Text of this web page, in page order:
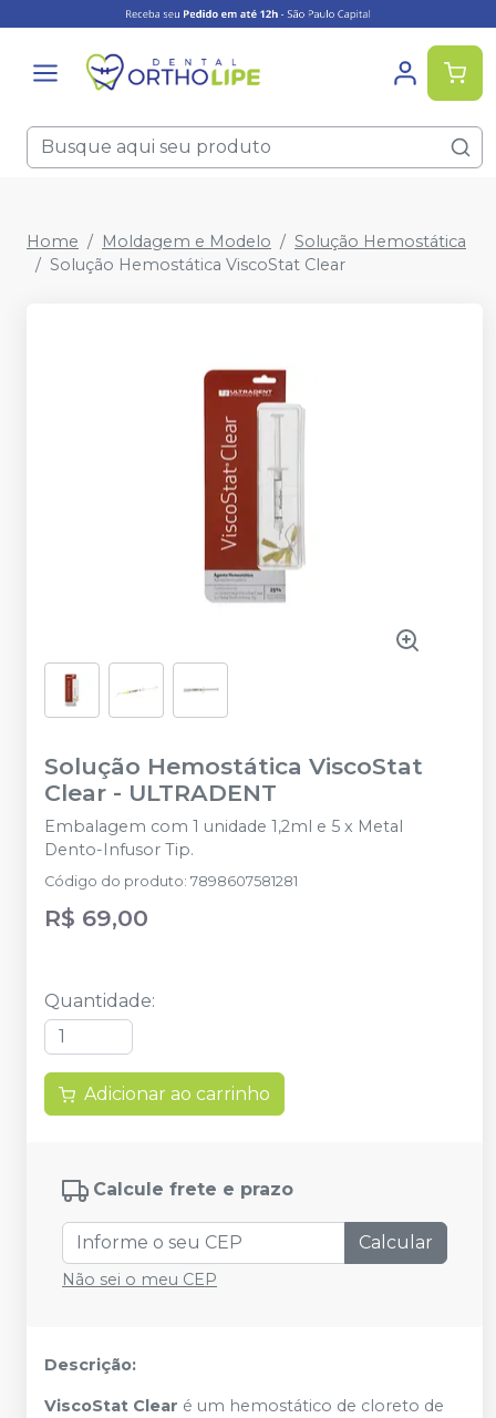
Home Moldagem e Modelo
Solução Hemostática
Solução Hemostática ViscoStat Clear
Solução Hemostática ViscoStat
Clear - ULTRADENT
Embalagem com 1 unidade 1,2ml e 5 x Metal
Dento-Infusor Tip.
Código do produto: 7898607581281
R$ 69,00
Quantidade:
Adicionar ao carrinho
Calcule frete e prazo
Calcular
Não sei o meu CEP
Descrição:
ViscoStat Clear é um hemostático de cloreto de